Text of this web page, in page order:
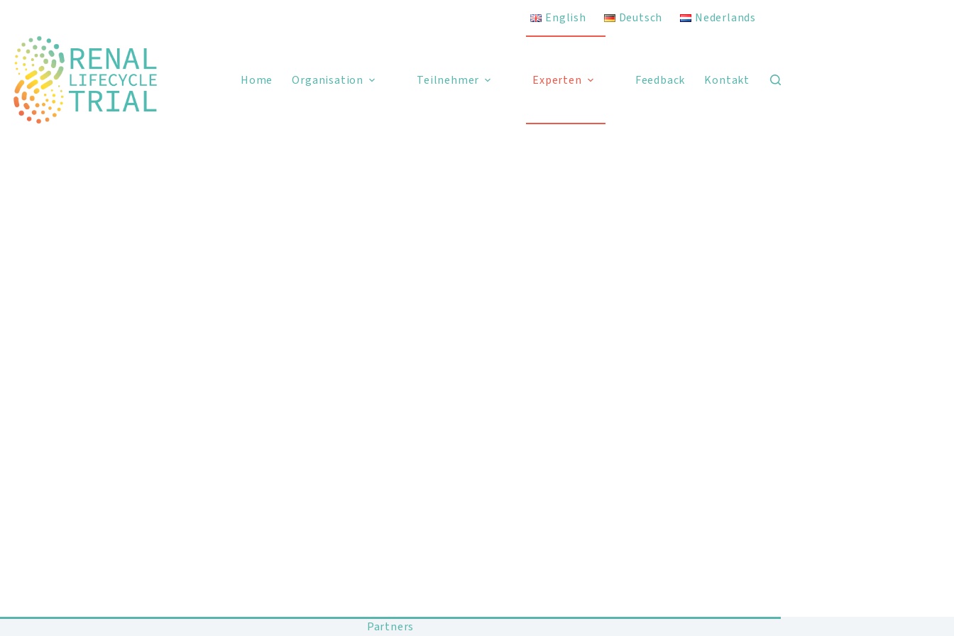
English Deutsch Nederlands
Home Organisation Teilnehmer Experten Feedback Kontakt
Partners